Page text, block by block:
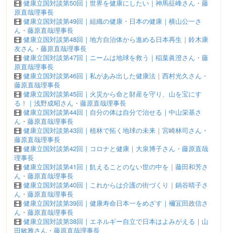
健康立国対談第50回｜世界を健康にしたい｜神馬征峰さん・藤
原直哉理事長
健康立国対談第49回｜組織の健康・日本の健康｜横山公一さ
ん・藤原直哉理事長
健康立国対談第48回｜地方自治体から進める日本再生｜鈴木康
友さん・藤原直哉理事長
健康立国対談第47回｜ニームは地球を救う｜稲葉眞澄さん・藤
原直哉理事長
健康立国対談第46回｜私があみ出した健康法｜西村光久さん・
藤原直哉理事長
健康立国対談第45回｜火災から命と財産を守り、山を宝にす
る！｜浅野成昭さん・藤原直哉理事長
健康立国対談第44回｜自分の体は自分で治せる｜中山栄基さ
ん・藤原直哉理事長
健康立国対談第43回｜植林で拓く地球の未来｜宮崎林司さん・
藤原直哉理事長
健康立国対談第42回｜コロナと健康｜大泉博子さん・藤原直哉
理事長
健康立国対談第41回｜飢えることのない世の中を｜藤田和芳さ
ん・藤原直哉理事長
健康立国対談第40回｜これからは介護の街づくり｜鍋谷晴子さ
ん・藤原直哉理事長
健康立国対談第39回｜健康寿命日本一をめざす｜襧冝田政信さ
ん・藤原直哉理事長
健康立国対談第38回｜エネルギー自立で日本はよみがえる｜山
田敏雅さん・藤原直哉理事長